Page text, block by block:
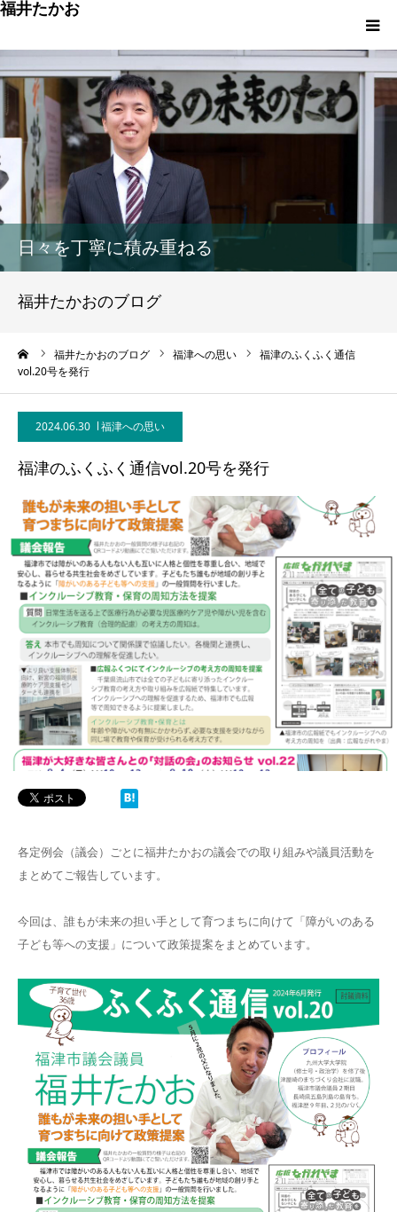
福井たかお
日々を丁寧に積み重ねる
福井たかおのブログ
福井たかおのブログ 福津への思い
福津のふくふく通信
vol.20号を発行
2024.06.30 福津への思い
福津のふくふく通信vol.20号を発行
各定例会（議会）ごとに福井たかおの議会での取り組みや議員活動を
まとめてご報告しています。
今回は、誰もが未来の担い手として育つまちに向けて「障がいのある
子ども等への支援」について政策提案をまとめています。
福津への想いと実績
重点政策と市役所活性化策
プロフィール
市政方針ーまちの未来を再設計ー